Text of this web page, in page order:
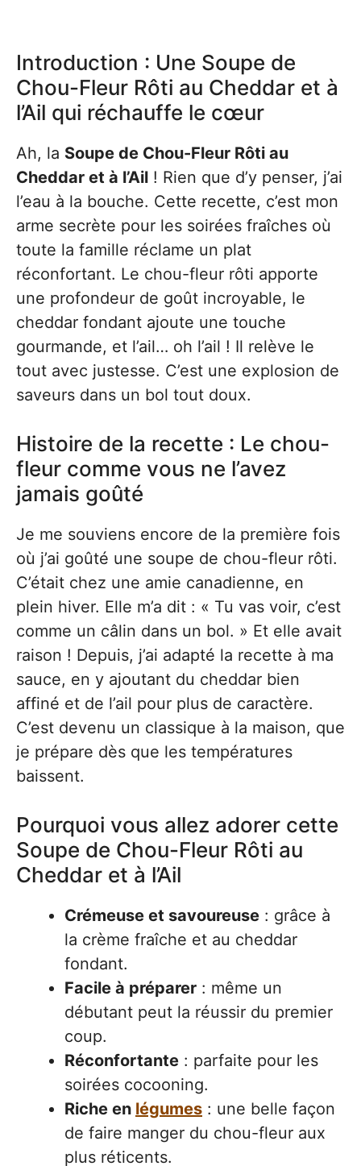
Introduction : Une Soupe de
Chou-Fleur Rôti au Cheddar et à
l’Ail qui réchauffe le cœur
Ah, la Soupe de Chou-Fleur Rôti au
Cheddar et à l’Ail ! Rien que d’y penser, j’ai
l’eau à la bouche. Cette recette, c’est mon
arme secrète pour les soirées fraîches où
toute la famille réclame un plat
réconfortant. Le chou-fleur rôti apporte
une profondeur de goût incroyable, le
cheddar fondant ajoute une touche
gourmande, et l’ail… oh l’ail ! Il relève le
tout avec justesse. C’est une explosion de
saveurs dans un bol tout doux.
Histoire de la recette : Le chou-
fleur comme vous ne l’avez
jamais goûté
Je me souviens encore de la première fois
où j’ai goûté une soupe de chou-fleur rôti.
C’était chez une amie canadienne, en
plein hiver. Elle m’a dit : « Tu vas voir, c’est
comme un câlin dans un bol. » Et elle avait
raison ! Depuis, j’ai adapté la recette à ma
sauce, en y ajoutant du cheddar bien
affiné et de l’ail pour plus de caractère.
C’est devenu un classique à la maison, que
je prépare dès que les températures
baissent.
Pourquoi vous allez adorer cette
Soupe de Chou-Fleur Rôti au
Cheddar et à l’Ail
Crémeuse et savoureuse : grâce à
la crème fraîche et au cheddar
fondant.
Facile à préparer : même un
débutant peut la réussir du premier
coup.
Réconfortante : parfaite pour les
soirées cocooning.
Riche en légumes : une belle façon
de faire manger du chou-fleur aux
plus réticents.